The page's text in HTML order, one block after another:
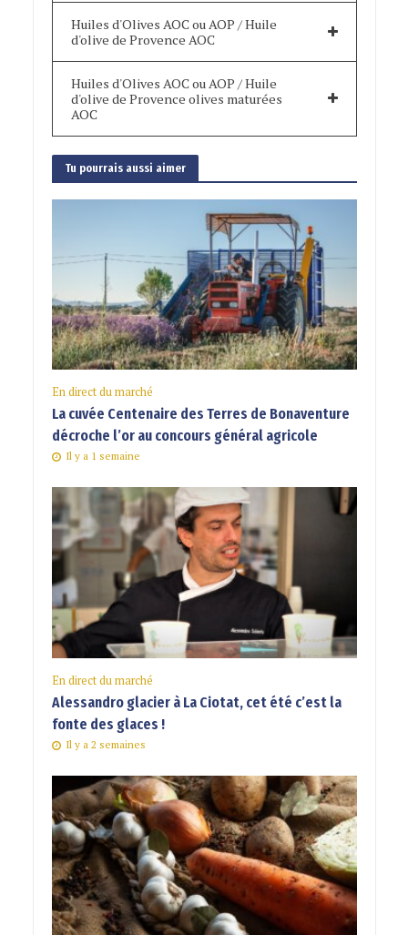
Huiles d'Olives AOC ou AOP / Huile
d'olive de Provence AOC
Huiles d'Olives AOC ou AOP / Huile
d'olive de Provence olives maturées
AOC
Tu pourrais aussi aimer
En direct du marché
La cuvée Centenaire des Terres de Bonaventure
décroche l’or au concours général agricole
Il y a 1 semaine
En direct du marché
Alessandro glacier à La Ciotat, cet été c’est la
fonte des glaces !
Il y a 2 semaines